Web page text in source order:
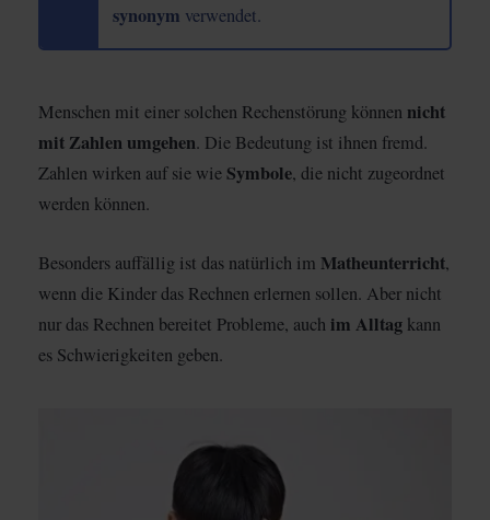
synonym verwendet.
Menschen mit einer solchen Rechenstörung können nicht
mit Zahlen umgehen. Die Bedeutung ist ihnen fremd.
Zahlen wirken auf sie wie Symbole, die nicht zugeordnet
werden können.
Besonders auffällig ist das natürlich im Matheunterricht,
wenn die Kinder das Rechnen erlernen sollen. Aber nicht
nur das Rechnen bereitet Probleme, auch im Alltag kann
es Schwierigkeiten geben.